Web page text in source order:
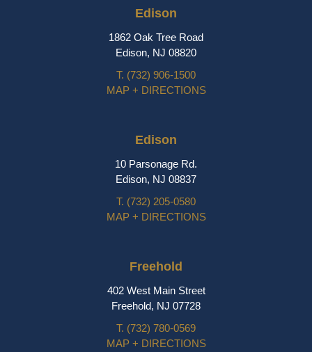
Edison
1862 Oak Tree Road
Edison, NJ 08820
T. (732) 906-1500
MAP + DIRECTIONS
Edison
10 Parsonage Rd.
Edison, NJ 08837
T. (732) 205-0580
MAP + DIRECTIONS
Freehold
402 West Main Street
Freehold, NJ 07728
T. (732) 780-0569
MAP + DIRECTIONS